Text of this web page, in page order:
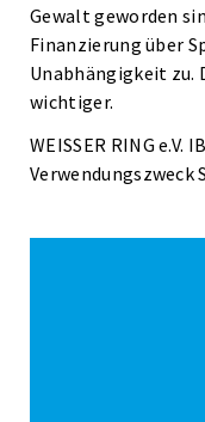
Gewalt geworden
Finanzierung über
Unabhängigkeit zu.
wichtiger.
WEISSER RING e.V.
Verwendungszweck